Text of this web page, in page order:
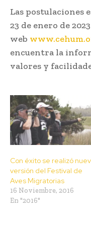
Las postulaciones
23 de enero de
web
encuentra la
valores y
Con éxito se realizó
versión del Festival de
Aves Migratorias
16 Noviembre, 2016
En "2016"